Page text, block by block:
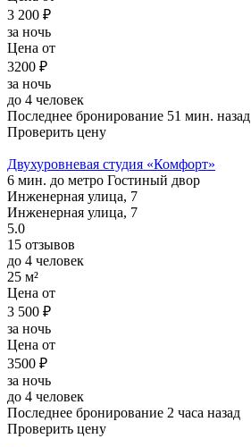
3 200 ₽
за ночь
Цена от
3200 ₽
за ночь
до 4 человек
Последнее бронирование 51 мин. назад
Проверить цену
Двухуровневая студия «Комфорт»
6 мин. до метро Гостиный двор
Инженерная улица, 7
Инженерная улица, 7
5.0
15 отзывов
до 4 человек
25 м²
Цена от
3 500 ₽
за ночь
Цена от
3500 ₽
за ночь
до 4 человек
Последнее бронирование 2 часа назад
Проверить цену